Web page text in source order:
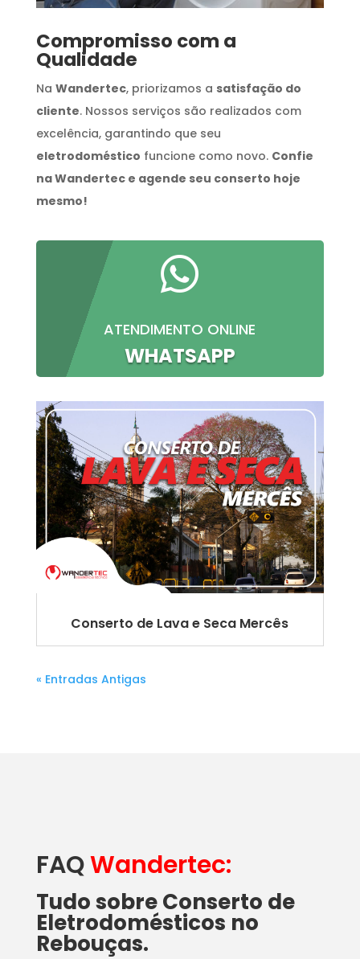
Compromisso com a
Qualidade
Na Wandertec, priorizamos a satisfação do
cliente. Nossos serviços são realizados com
excelência, garantindo que seu
eletrodoméstico funcione como novo. Confie
na Wandertec e agende seu conserto hoje
mesmo!

ATENDIMENTO ONLINE
WHATSAPP
Conserto de Lava e Seca Mercês
« Entradas Antigas
FAQWandertec:
Tudo sobre Conserto de
Eletrodomésticos no
Rebouças.